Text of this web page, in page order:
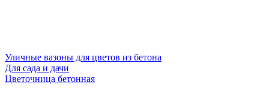
Уличные вазоны для цветов из бетона
Для сада и дачи
Цветочница бетонная